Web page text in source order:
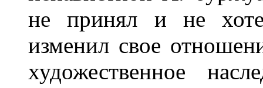
не принял и не
изменил свое
художественное